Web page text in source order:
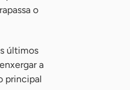
o
últimos
a
principal